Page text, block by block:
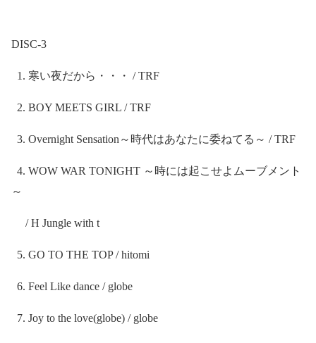
DISC-3
1. 寒い夜だから・・・ / TRF
2. BOY MEETS GIRL / TRF
3. Overnight Sensation ～時代はあなたに委ねてる～ / TRF
4. WOW WAR TONIGHT ～時には起こせよムーブメント
～
/ H Jungle with t
5. GO TO THE TOP / hitomi
6. Feel Like dance / globe
7. Joy to the love(globe) / globe